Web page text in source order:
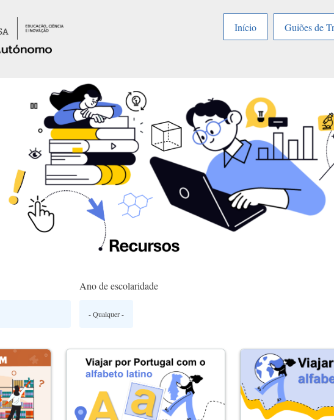
Início
Guiões de
Ano de escolaridade